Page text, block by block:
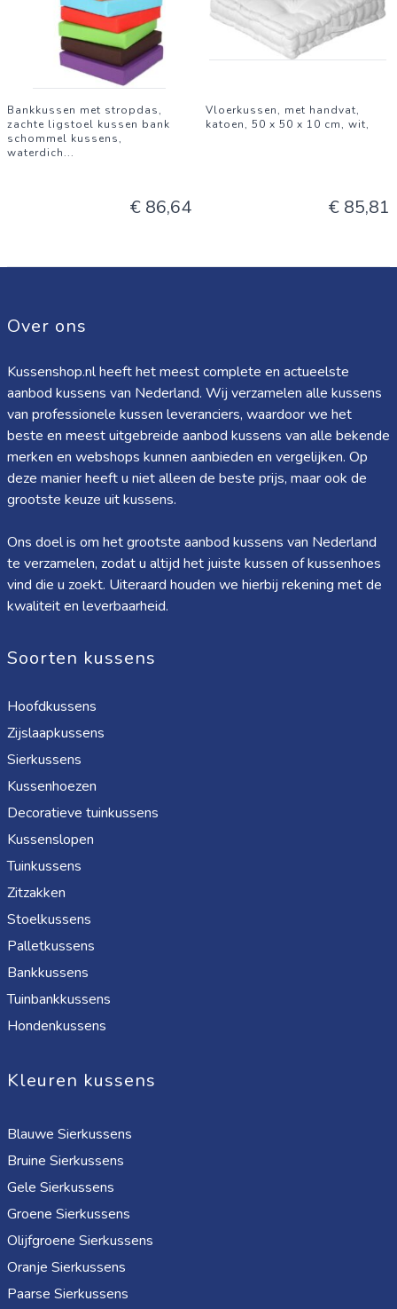
Bankkussen met stropdas,
zachte ligstoel kussen bank
schommel kussens,
waterdich...
€ 86,64
Vloerkussen, met handvat,
katoen, 50 x 50 x 10 cm, wit,
€ 85,81
Over ons
Kussenshop.nl heeft het meest complete en actueelste
aanbod kussens van Nederland. Wij verzamelen alle kussens
van professionele kussen leveranciers, waardoor we het
beste en meest uitgebreide aanbod kussens van alle bekende
merken en webshops kunnen aanbieden en vergelijken. Op
deze manier heeft u niet alleen de beste prijs, maar ook de
grootste keuze uit kussens.
Ons doel is om het grootste aanbod kussens van Nederland
te verzamelen, zodat u altijd het juiste kussen of kussenhoes
vind die u zoekt. Uiteraard houden we hierbij rekening met de
kwaliteit en leverbaarheid.
Soorten kussens
Hoofdkussens
Zijslaapkussens
Sierkussens
Kussenhoezen
Decoratieve tuinkussens
Kussenslopen
Tuinkussens
Zitzakken
Stoelkussens
Palletkussens
Bankkussens
Tuinbankkussens
Hondenkussens
Kleuren kussens
Blauwe Sierkussens
Bruine Sierkussens
Gele Sierkussens
Groene Sierkussens
Olijfgroene Sierkussens
Oranje Sierkussens
Paarse Sierkussens